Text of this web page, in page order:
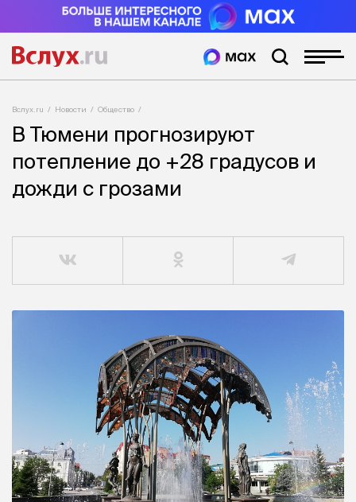
Вслух.ru Новости Общество
В Тюмени прогнозируют
потепление до +28 градусов и
дожди с грозами